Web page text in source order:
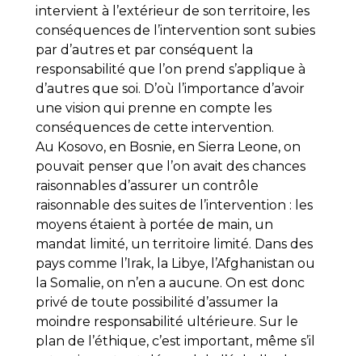
intervient à l’extérieur de son territoire, les
conséquences de l’intervention sont subies
par d’autres et par conséquent la
responsabilité que l’on prend s’applique à
d’autres que soi. D’où l’importance d’avoir
une vision qui prenne en compte les
conséquences de cette intervention.
Au Kosovo, en Bosnie, en Sierra Leone, on
pouvait penser que l’on avait des chances
raisonnables d’assurer un contrôle
raisonnable des suites de l’intervention : les
moyens étaient à portée de main, un
mandat limité, un territoire limité. Dans des
pays comme l’Irak, la Libye, l’Afghanistan ou
la Somalie, on n’en a aucune. On est donc
privé de toute possibilité d’assumer la
moindre responsabilité ultérieure. Sur le
plan de l’éthique, c’est important, même s’il